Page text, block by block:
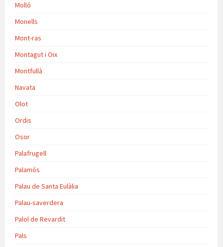
Molló
Monells
Mont-ras
Montagut i Oix
Montfullà
Navata
Olot
Ordis
Osor
Palafrugell
Palamós
Palau de Santa Eulàlia
Palau-saverdera
Palol de Revardit
Pals